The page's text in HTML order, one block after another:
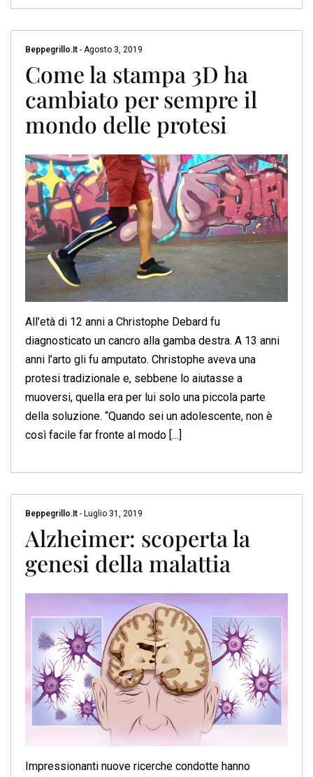
Beppegrillo.it - Agosto 3, 2019
Come la stampa 3D ha
cambiato per sempre il
mondo delle protesi
All’età di 12 anni a Christophe Debard fu
diagnosticato un cancro alla gamba destra. A 13 anni
anni l’arto gli fu amputato. Christophe aveva una
protesi tradizionale e, sebbene lo aiutasse a
muoversi, quella era per lui solo una piccola parte
della soluzione. “Quando sei un adolescente, non è
così facile far fronte al modo […]
Beppegrillo.it - Luglio 31, 2019
Alzheimer: scoperta la
genesi della malattia
Impressionanti nuove ricerche condotte hanno